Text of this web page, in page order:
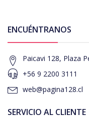
ENCUÉNTRANOS
Paicavi 128, Plaza
+56 9 2200 3111
web@pagina128.cl
SERVICIO AL CLIENTE